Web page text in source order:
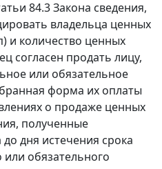
84.3 Закона сведения,
владельца ценных
и количество ценных
согласен продать лицу,
или обязательное
форма их оплаты
о продаже ценных
полученные
дня истечения срока
обязательного